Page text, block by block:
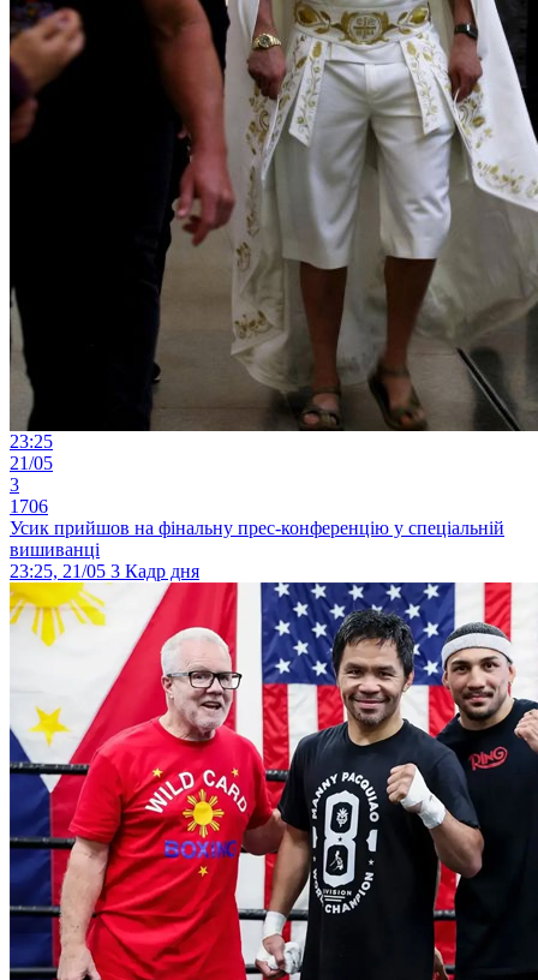
23:25
21/05
3
1706
Усик прийшов на фінальну прес-конференцію у спеціальній
вишиванці
23:25, 21/05 3 Кадр дня